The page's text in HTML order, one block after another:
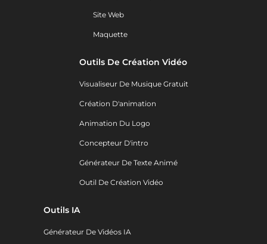
Site Web
Maquette
Outils De Création Vidéo
Visualiseur De Musique Gratuit
Création D'animation
Animation Du Logo
Concepteur D'intro
Générateur De Texte Animé
Outil De Création Vidéo
Outils IA
Générateur De Vidéos IA